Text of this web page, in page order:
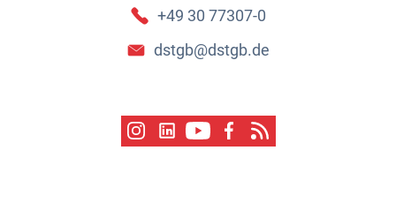
+49 30 77307-0
dstgb@dstgb.de